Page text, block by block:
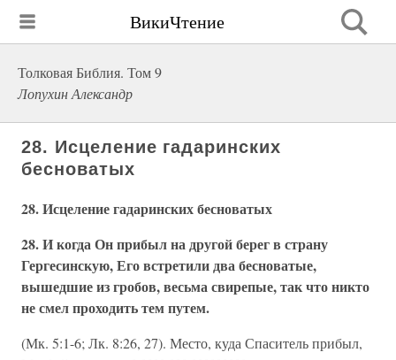
ВикиЧтение
Толковая Библия. Том 9
Лопухин Александр
28. Исцеление гадаринских
бесноватых
28. Исцеление гадаринских бесноватых
28. И когда Он прибыл на другой берег в страну
Гергесинскую, Его встретили два бесноватые,
вышедшие из гробов, весьма свирепые, так что никто
не смел проходить тем путем.
(Мк. 5:1-6; Лк. 8:26, 27). Место, куда Спаситель прибыл,